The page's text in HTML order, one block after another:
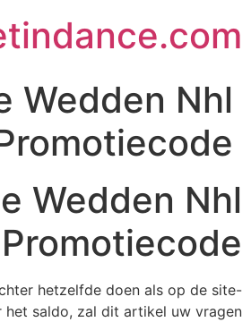
Wedden Nhl
Wedden Nhl
Promotiecode
hetzelfde doen als op de site-
het saldo, zal dit artikel uw vragen